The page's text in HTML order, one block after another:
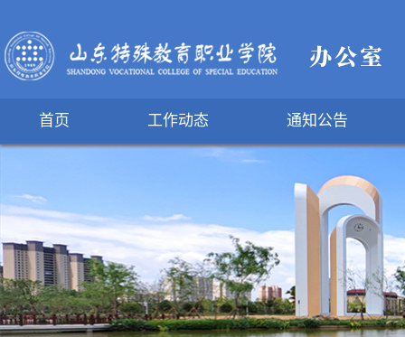
首页 工作动态 通知公告